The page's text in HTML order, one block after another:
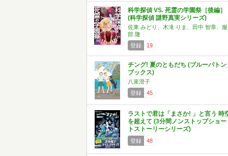
科学探偵 VS. 死霊の学園祭［後編］
(科学探偵 謎野真実シリーズ)
佐東 みどり、木滝 りま、田中 智章、服
部 隆
登録
19
チング! 夏のともだち (ブルーバトン
ブックス)
八束澄子
登録
45
ラストで君は「まさか! 」と言う 時
を超えて (3分間ノンストップショー
トストーリーシリーズ)
登録 48